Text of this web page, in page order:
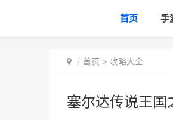
首页 手
首页 > 攻略大全
塞尔达传说王国